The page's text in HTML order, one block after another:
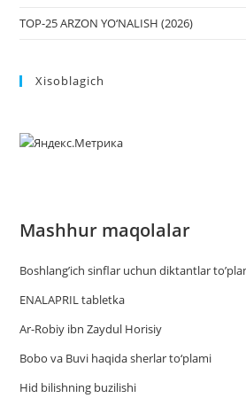
TOP-25 ARZON YO‘NALISH (2026)
Xisoblagich
Mashhur maqolalar
Boshlang’ich sinflar uchun diktantlar
ENALAPRIL tabletka
Ar-Robiy ibn Zaydul Horisiy
Bobo va Buvi haqida sherlar to‘plami
Hid bilishning buzilishi